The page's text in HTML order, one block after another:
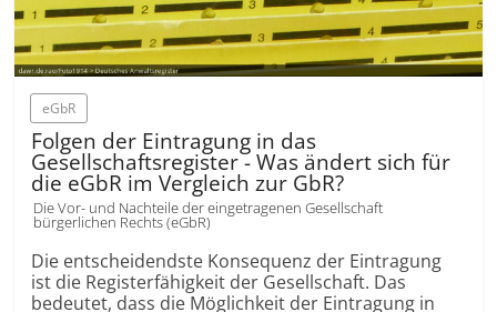
eGbR
Folgen der Eintragung in das
Gesellschaftsregister - Was ändert sich für
die eGbR im Vergleich zur GbR?
Die Vor- und Nachteile der eingetragenen Gesellschaft
bürgerlichen Rechts (eGbR)
Die entscheidendste Konsequenz der Eintragung
ist die Registerfähigkeit der Gesellschaft. Das
bedeutet, dass die Möglichkeit der Eintragung in